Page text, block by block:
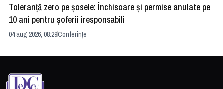
Toleranță zero pe șosele: Închisoare și permise anulate pe
10 ani pentru șoferii iresponsabili
04 aug 2026, 08:29Conferințe